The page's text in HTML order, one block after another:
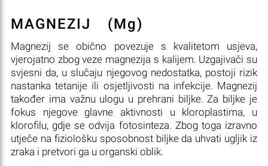
MAGNEZIJ (Mg)
Magnezij se obično povezuje s kvalitetom usjeva,
vjerojatno zbog veze magnezija s kalijem. Uzgajivači su
svjesni da, u slučaju njegovog nedostatka, postoji rizik
nastanka tetanije ili osjetljivosti na infekcije. Magnezij
također ima važnu ulogu u prehrani biljke. Za biljke je
fokus njegove glavne aktivnosti u kloroplastima, u
klorofilu, gdje se odvija fotosinteza. Zbog toga izravno
utječe na fiziološku sposobnost biljke da uhvati ugljik iz
zraka i pretvori ga u organski oblik.